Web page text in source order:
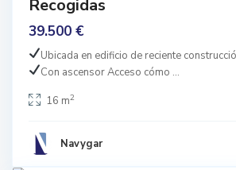
Recogidas
39.500 €
Ubicada en edificio de reciente
Con ascensorAcceso cómo ...
16 m2
Navygar
,
G
r
a
n
P
l
a
a